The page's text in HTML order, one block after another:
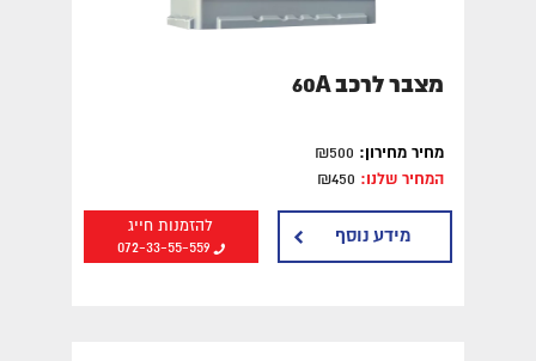
מצבר לרכב 60A
מחיר מחירון:
המחיר שלנו:
להזמנות חייג
072-33-55-559
מידע נוסף